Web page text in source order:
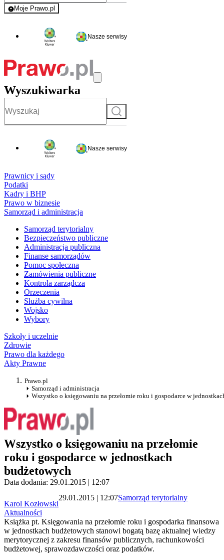
Moje Prawo.pl
- rejestracja i logowanie do serwisu
Nasze serwisy
Wyszukiwarka
Szukaj
Nasze serwisy
Prawnicy i sądy
Podatki
Kadry i BHP
Prawo w biznesie
Samorząd i administracja
Samorząd terytorialny
Bezpieczeństwo publiczne
Administracja publiczna
Finanse samorządów
Pomoc społeczna
Zamówienia publiczne
Kontrola zarządcza
Orzeczenia
Służba cywilna
Wojsko
Wybory
Szkoły i uczelnie
Zdrowie
Prawo dla każdego
Akty Prawne
Prawo.pl
Samorząd i administracja
Wszystko o księgowaniu na przełomie roku i gospodarce w
Wszystko o księgowaniu na przełomie
roku i gospodarce w jednostkach
budżetowych
Data dodania: 29.01.2015 | 12:07
Karol Kozłowski
29.01.2015 | 12:07Samorząd terytorialny
Aktualności
Książka pt. Księgowania na przełomie roku i gospodarka finansowa
w jednostkach budżetowych stanowi bogatą bazę aktualnej wiedzy
merytorycznej z zakresu finansów publicznych, rachunkowości
budżetowej, sprawozdawczości oraz podatków.